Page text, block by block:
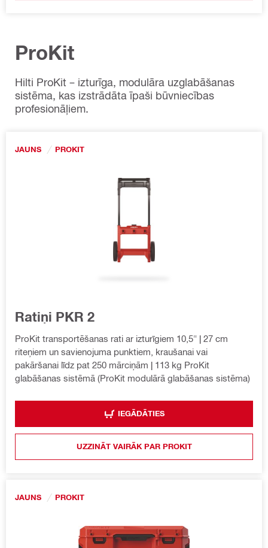
ProKit
Hilti ProKit – izturīga, modulāra uzglabāšanas
sistēma, kas izstrādāta īpaši būvniecības
profesionāļiem.
JAUNS PROKIT
Ratiņi PKR 2
ProKit transportēšanas rati ar izturīgiem 10,5" | 27 cm
riteņiem un savienojuma punktiem, kraušanai vai
pakāršanai līdz pat 250 mārciņām | 113 kg ProKit
glabāšanas sistēmā (ProKit modulārā glabāšanas sistēma)
IEGĀDĀTIES
UZZINĀT VAIRĀK PAR PROKIT
JAUNS PROKIT